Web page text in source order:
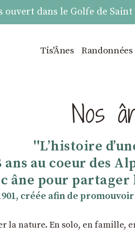
dans le Golfe de Saint
Tis'Ânes
Nos
''Lʼhistoire
au coeur des
âne pour
créée afin de
nature. En solo, en famille,